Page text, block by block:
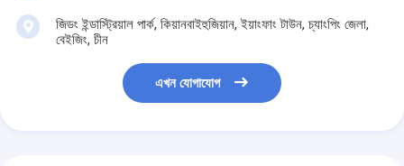
জিডং ইন্ডাস্ট্রিয়াল পার্ক, কিয়ানবাইহুজিয়ান, ইয়াংফাং টাউন, চ্যাংপিং জেলা,
বেইজিং, চীন
এখন যোগাযোগ